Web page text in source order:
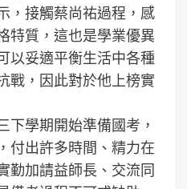
，接觸蔡尚祐過程，感
特質，這也是學業優異
以妥適平衡生活中各種
戰，因此對於他上榜實
下學期開始準備國考，
付出許多時間、精力在
勤加請益師長、交流同